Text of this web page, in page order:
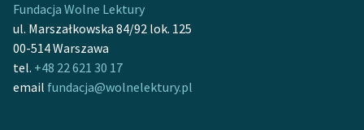
Feministyczne inspiracje.
Popularyzacja
skandynawskiej literatury
feministycznej
Fundacja Wolne Lektury
ul. Marszałkowska 84/92 lok. 125
00-514 Warszawa
tel. +48 22 621 30 17
email fundacja@wolnelektury.pl